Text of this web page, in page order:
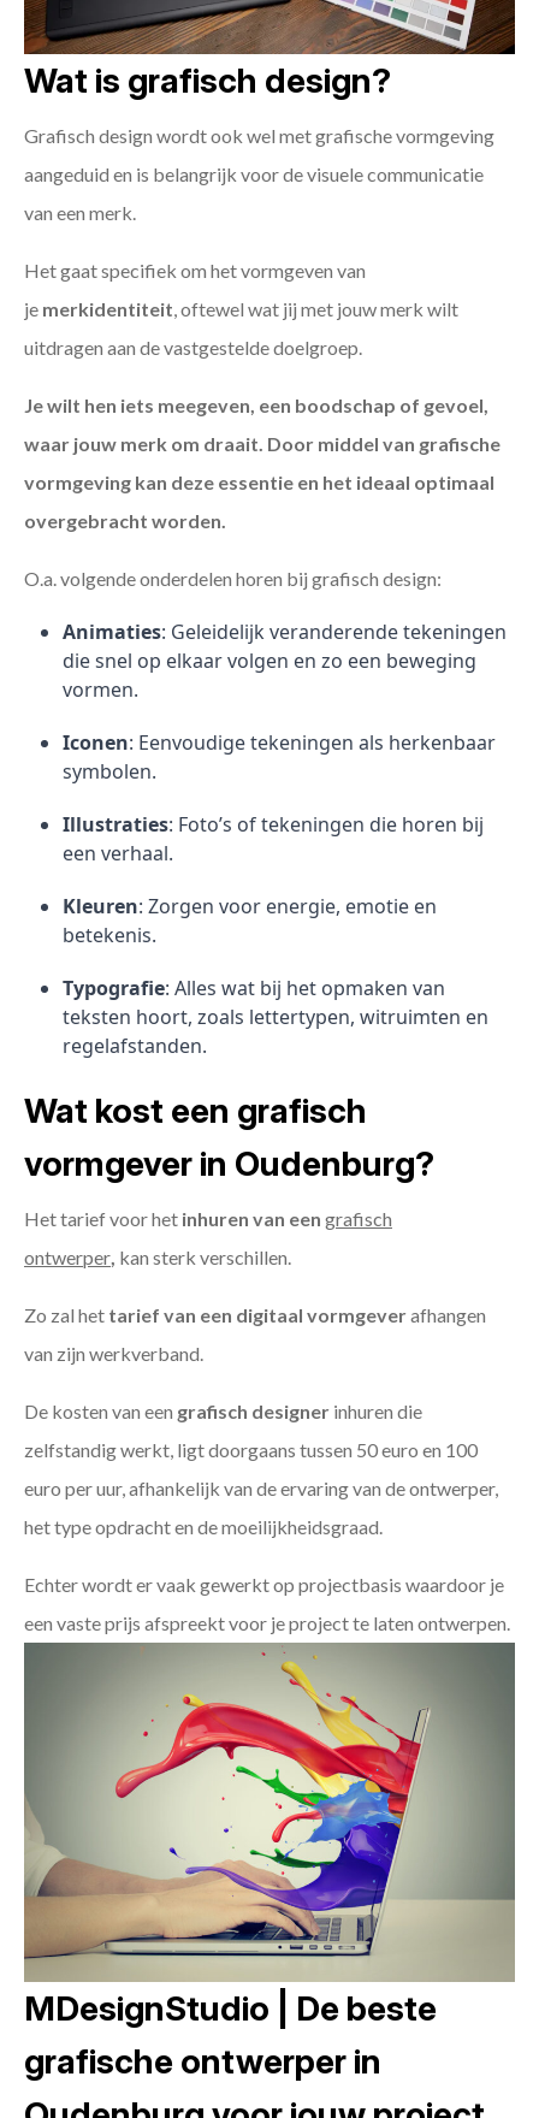
Wat is grafisch design?
Grafisch design wordt ook wel met grafische vormgeving
aangeduid en is belangrijk voor de visuele communicatie
van een merk.
Het gaat specifiek om het vormgeven van
je merkidentiteit , oftewel wat jij met jouw merk wilt
uitdragen aan de vastgestelde doelgroep.
Je wilt hen iets meegeven, een boodschap of gevoel,
waar jouw merk om draait. Door middel van grafische
vormgeving kan deze essentie en het ideaal optimaal
overgebracht worden.
O.a. volgende onderdelen horen bij grafisch design:
Animaties: Geleidelijk veranderende tekeningen
die snel op elkaar volgen en zo een beweging
vormen.
Iconen: Eenvoudige tekeningen als herkenbaar
symbolen.
Illustraties: Foto’s of tekeningen die horen bij
een verhaal.
Kleuren: Zorgen voor energie, emotie en
betekenis.
Typografie: Alles wat bij het opmaken van
teksten hoort, zoals lettertypen, witruimten en
regelafstanden.
Wat kost een grafisch
vormgever in Oudenburg?
Het tarief voor het inhuren van een grafisch
ontwerper kan sterk verschillen.
Zo zal het tarief van een digitaal vormgeverafhangen
van zijn werkverband.
De kosten van een grafisch designer inhuren die
zelfstandig werkt, ligt doorgaans tussen 50 euro en 100
euro per uur, afhankelijk van de ervaring van de ontwerper,
het type opdracht en de moeilijkheidsgraad.
Echter wordt er vaak gewerkt op projectbasis waardoor je
een vaste prijs afspreekt voor je project te laten ontwerpen.
MDesignStudio | De beste
grafische ontwerper in